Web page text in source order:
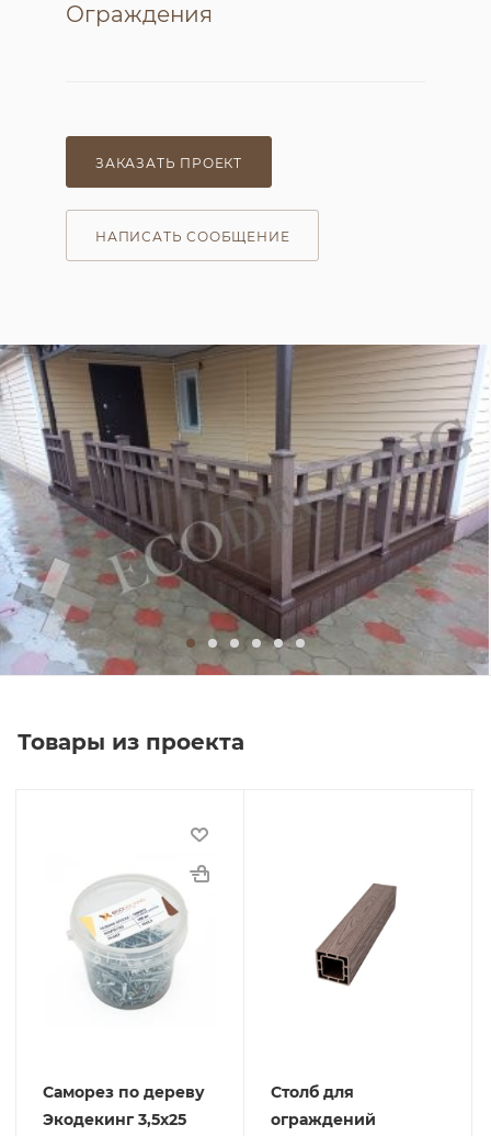
Ограждения
ЗАКАЗАТЬ ПРОЕКТ
НАПИСАТЬ СООБЩЕНИЕ
Товары из проекта
Саморез по дереву
Экодекинг 3,5х25
Столб для
ограждений